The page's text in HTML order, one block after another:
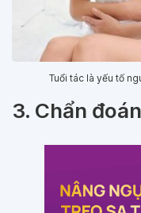
Tuổi tác là yếu tố
3. Chẩn